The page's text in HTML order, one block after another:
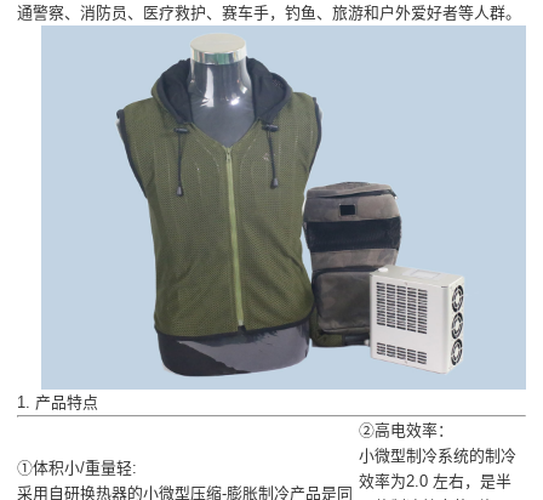
通警察、消防员、医疗救护、赛车手，钓鱼、旅游和户外爱好者等人群。
1. 产品特点
①体积小/重量轻:
采用自研换热器的小微型压缩-膨胀制冷产品是同
②高电效率：
小微型制冷系统的制冷
效率为2.0 左右，是半